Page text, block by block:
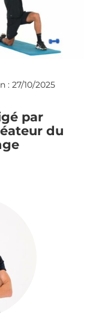
: 27/10/2025
par
du